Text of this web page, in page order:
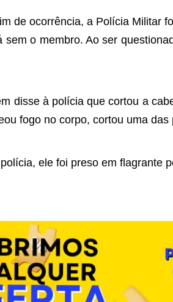
de ocorrência, a Polícia Militar
sem o membro. Ao ser
disse à polícia que cortou a
fogo no corpo, cortou uma
ele foi preso em flagrante